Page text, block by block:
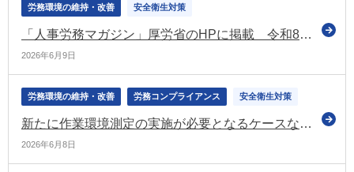
労務環境の維持・改善 安全衛生対策
「人事労務マガジン」厚労省のHPに掲載 令和8年度「エイジフレンドリー補助金」の受付開始などの情報を記載
2026年6月9日
労務環境の維持・改善 労務コンプライアンス 安全衛生対策
新たに作業環境測定の実施が必要となるケースなどを定めた安衛則などの厚生労働省関係省令の改正案について意見募集（パブコメ）
2026年6月8日